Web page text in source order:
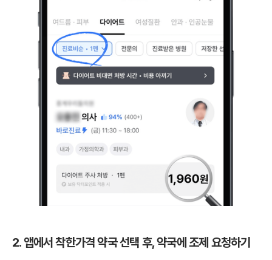
2. 앱에서 착한가격 약국 선택 후, 약국에 조제 요청하기